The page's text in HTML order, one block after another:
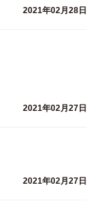
2021年02月28日
2021年02月27日
2021年02月27日